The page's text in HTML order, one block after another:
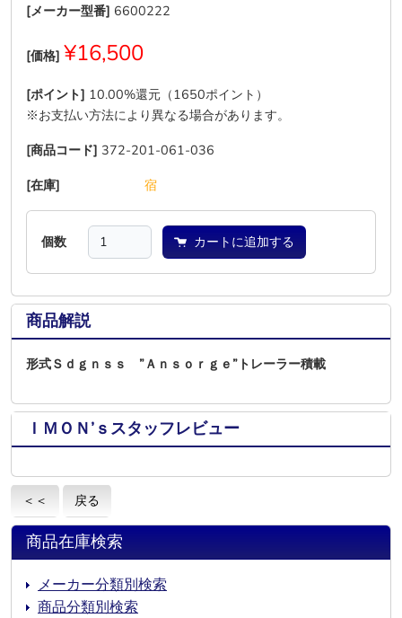
[メーカー型番] 6600222
[価格] ¥16,500
[ポイント] 10.00%還元（1650ポイント）
※お支払い方法により異なる場合があります。
[商品コード] 372-201-061-036
[在庫]
宿
個数 カートに追加する
商品解説
形式Ｓｄｇｎｓｓ ”Ａｎｓｏｒｇｅ”トレーラー積載
ＩＭＯＮ’ｓスタッフレビュー
＜＜ 戻る
商品在庫検索
メーカー分類別検索
商品分類別検索